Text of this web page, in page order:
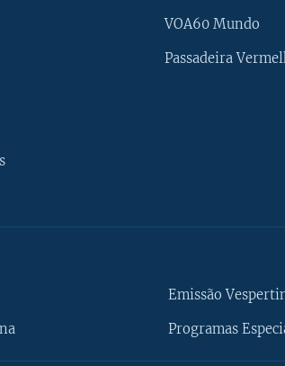
VOA60 Mundo
Passadeira
Emissão
Programas